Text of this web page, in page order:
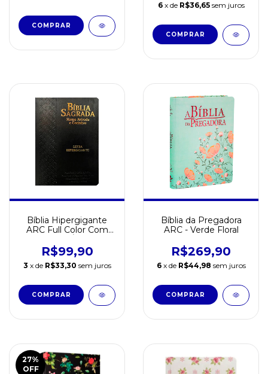
6 x de R$36,65 sem juros
Bíblia Hipergigante
ARC Full Color Com
Dourada - Arabesco
Preta
R$99,90
3 x de R$33,30 sem juros
Bíblia da Pregadora
ARC - Verde Floral
R$269,90
6 x de R$44,98 sem juros
27%
OFF